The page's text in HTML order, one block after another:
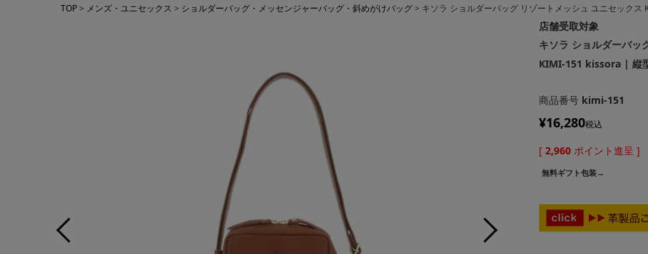
TOP メンズ・ユニセックス ショルダーバッグ・メッセンジャーバッグ・斜めがけバッグ キソラ ショルダーバッグ リゾートメッシュ ユニセック
店舗受取対象
キソラ ショルダーバッ
KIMI-151 kissora | 縦
商品番号 kimi-151
¥16,280税込
[ 2,960 ポイント進呈 ]
無料ギフト包装→